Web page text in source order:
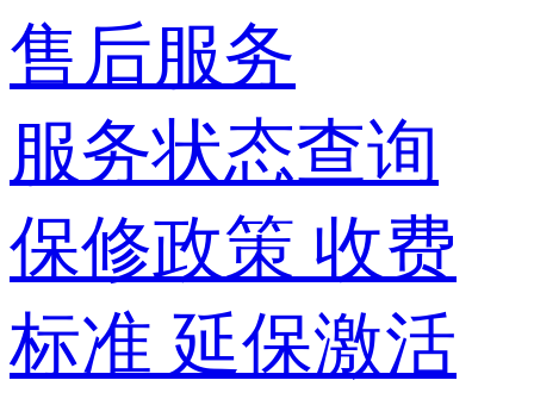
售后服务
服务状态查询
保修政策 收费
标准 延保激活